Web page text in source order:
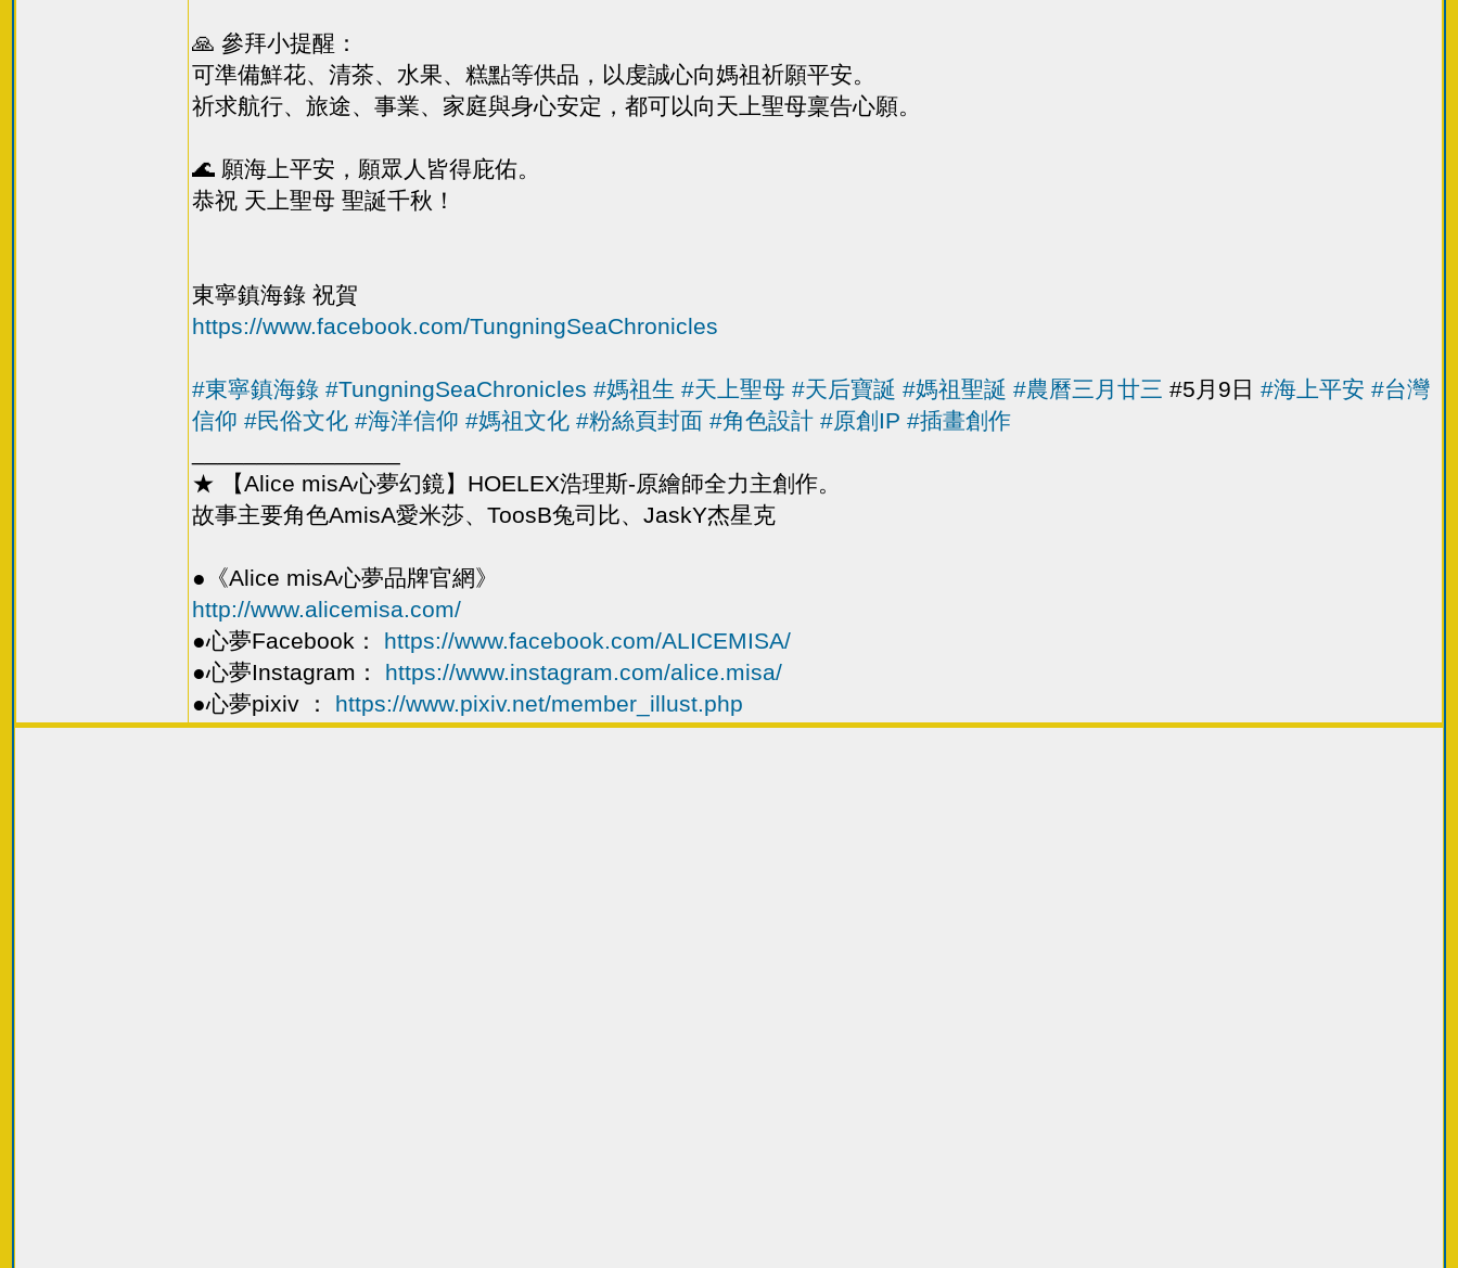
🙏 參拜小提醒：
可準備鮮花、清茶、水果、糕點等供品，以虔誠心向媽祖祈願平安。
祈求航行、旅途、事業、家庭與身心安定，都可以向天上聖母稟告心願。
🌊 願海上平安，願眾人皆得庇佑。
恭祝 天上聖母 聖誕千秋！
東寧鎮海錄 祝賀
https://www.facebook.com/TungningSeaChronicles
#東寧鎮海錄 #TungningSeaChronicles #媽祖生 #天上聖母 #天后寶誕 #媽祖聖誕 #農曆三月廿三 #5月9日 #海上平安 #台灣
信仰 #民俗文化 #海洋信仰 #媽祖文化 #粉絲頁封面 #角色設計 #原創IP #插畫創作
★ 【Alice misA心夢幻鏡】HOELEX浩理斯-原繪師全力主創作。
故事主要角色AmisA愛米莎、ToosB兔司比、JaskY杰星克
●《Alice misA心夢品牌官網》
http://www.alicemisa.com/
●心夢Facebook： https://www.facebook.com/ALICEMISA/
●心夢Instagram： https://www.instagram.com/alice.misa/
●心夢pixiv ： https://www.pixiv.net/member_illust.php